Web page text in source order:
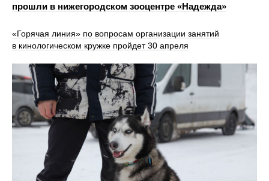
прошли в нижегородском зооцентре «Надежда»
«Горячая линия» по вопросам организации занятий
в кинологическом кружке пройдет 30 апреля